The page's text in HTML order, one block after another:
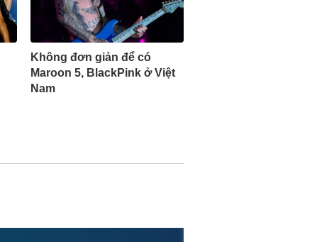
Không đơn giản để có
Maroon 5, BlackPink ở Việt
Nam